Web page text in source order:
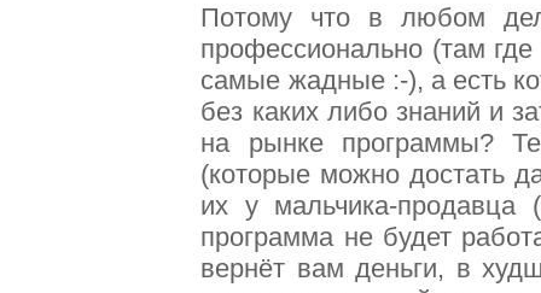
Потому что в любом
профессионально (там
самые жадные :-), а есть
без каких либо знаний и
на рынке программы?
(которые можно достать
их у мальчика-продавца
программа не будет
вернёт вам деньги, в